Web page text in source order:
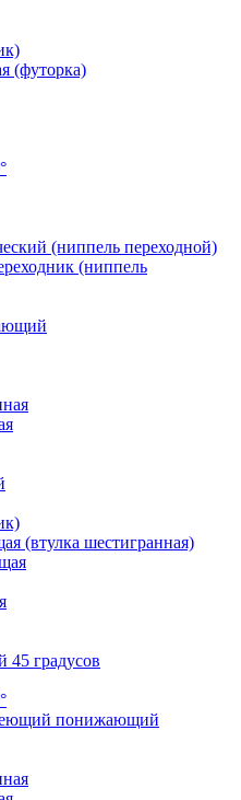
(футорка)
(ниппель переходной)
(ниппель
(втулка шестигранная)
градусов
понижающий